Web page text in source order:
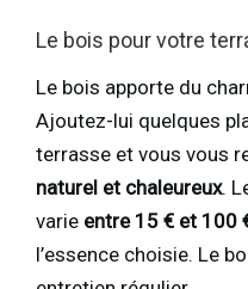
Le bois pour votre
Le bois apporte du
Ajoutez-lui quelques
terrasse et vous vous
naturel et chaleureux.
varie entre 15 € et 100
l’essence choisie. Le